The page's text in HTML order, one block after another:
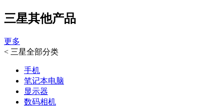
三星其他产品
更多
< 三星全部分类
手机
笔记本电脑
显示器
数码相机